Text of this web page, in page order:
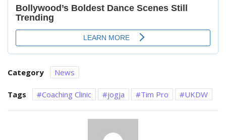
Category News
Tags Coaching Clinic jogja Tim Pro UKDW